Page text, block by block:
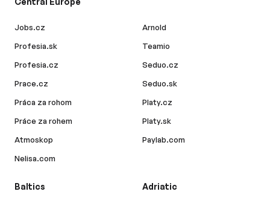
Jobs.cz
Profesia.sk
Profesia.cz
Prace.cz
Práca za rohom
Práce za rohem
Atmoskop
Nelisa.com
Arnold
Teamio
Seduo.cz
Seduo.sk
Platy.cz
Platy.sk
Paylab.com
Baltics Adriatic